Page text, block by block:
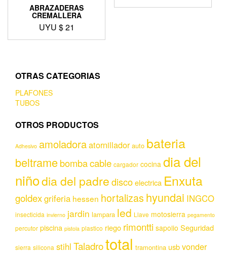
ABRAZADERAS
CREMALLERA
UYU $21
OTRAS CATEGORIAS
PLAFONES
TUBOS
OTROS PRODUCTOS
Adhesivo amoladoraatornillador auto bateria
beltramebombacable cargador cocina dia del
niñodia del padrediscoelectrica Enxuta
goldexgriferia hessen hortalizas hyundai INGCO
insecticida invierno jardin lampara led Llave motosierra pegamento
percutor piscina pistola plastico riego rimontti sapolio Seguridad
sierra silicona stihl Taladrototal tramontina usbvonder